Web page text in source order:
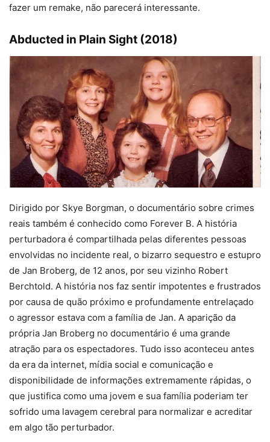
fazer um remake, não parecerá interessante.
Abducted in Plain Sight (2018)
Dirigido por Skye Borgman, o documentário sobre crimes
reais também é conhecido como Forever B. A história
perturbadora é compartilhada pelas diferentes pessoas
envolvidas no incidente real, o bizarro sequestro e estupro
de Jan Broberg, de 12 anos, por seu vizinho Robert
Berchtold. A história nos faz sentir impotentes e frustrados
por causa de quão próximo e profundamente entrelaçado
o agressor estava com a família de Jan. A aparição da
própria Jan Broberg no documentário é uma grande
atração para os espectadores. Tudo isso aconteceu antes
da era da internet, mídia social e comunicação e
disponibilidade de informações extremamente rápidas, o
que justifica como uma jovem e sua família poderiam ter
sofrido uma lavagem cerebral para normalizar e acreditar
em algo tão perturbador.